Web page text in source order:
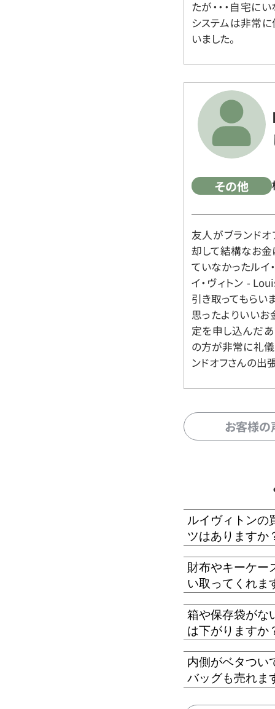
たが・・・自宅に
システムは非常に
いました。
その他
友人がブランド
却して結構なお金
ていなかったルイ
イ・ヴィトン -
引き取ってもらい
思ったよりいいお
定を申し込んだ
の方が非常に礼儀
ンドオフさんの出
お客様
ルイヴィトンの
ツはありますか
財布やキーケー
い取ってくれま
箱や保存袋がな
は下がりますか
内側がベタつい
バッグも売れま